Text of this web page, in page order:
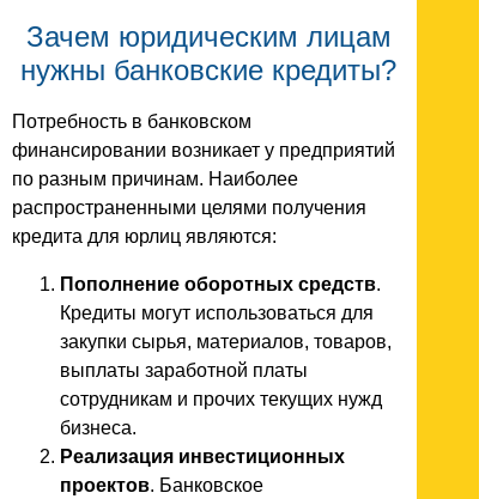
Зачем юридическим лицам
нужны банковские кредиты?
Потребность в банковском
финансировании возникает у предприятий
по разным причинам. Наиболее
распространенными целями получения
кредита для юрлиц являются:
Пополнение оборотных средств.
Кредиты могут использоваться для
закупки сырья, материалов, товаров,
выплаты заработной платы
сотрудникам и прочих текущих нужд
бизнеса.
Реализация инвестиционных
проектов. Банковское